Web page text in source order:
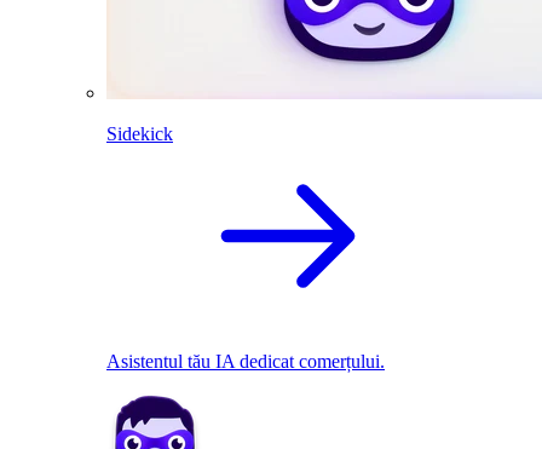
Sidekick
Asistentul tău IA dedicat comerțului.